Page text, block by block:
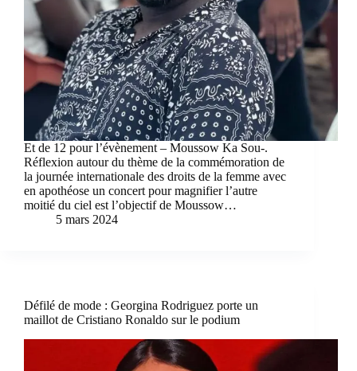
Et de 12 pour l’évènement – Moussow Ka Sou-.
Réflexion autour du thème de la commémoration de
la journée internationale des droits de la femme avec
en apothéose un concert pour magnifier l’autre
moitié du ciel est l’objectif de Moussow…
5 mars 2024
Défilé de mode : Georgina Rodriguez porte un
maillot de Cristiano Ronaldo sur le podium